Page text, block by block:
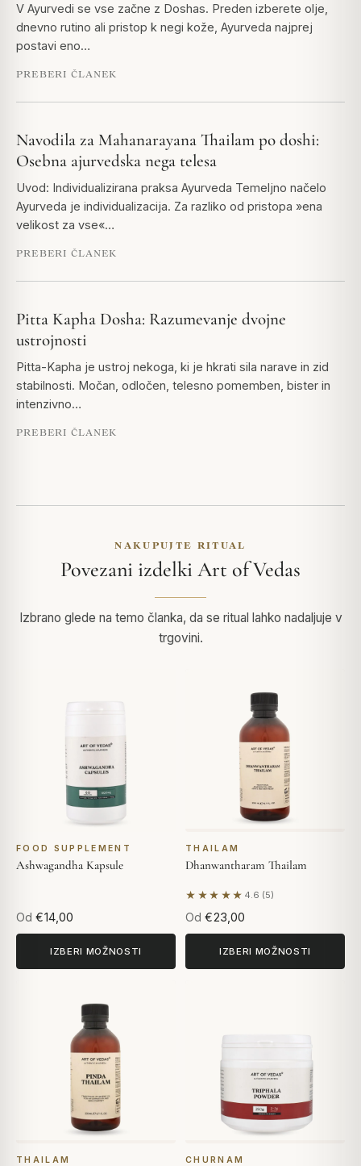
V Ayurvedi se vse začne z Doshas. Preden izberete olje,
dnevno rutino ali pristop k negi kože, Ayurveda najprej
postavi eno…
PREBERI ČLANEK
Navodila za Mahanarayana Thailam po doshi:
Osebna ajurvedska nega telesa
Uvod: Individualizirana praksa Ayurveda Temeljno načelo
Ayurveda je individualizacija. Za razliko od pristopa »ena
velikost za vse«…
PREBERI ČLANEK
Pitta Kapha Dosha: Razumevanje dvojne
ustrojnosti
Pitta-Kapha je ustroj nekoga, ki je hkrati sila narave in zid
stabilnosti. Močan, odločen, telesno pomemben, bister in
intenzivno…
PREBERI ČLANEK
NAKUPUJTE RITUAL
Povezani izdelki Art of Vedas
Izbrano glede na temo članka, da se ritual lahko nadaljuje v
trgovini.
FOOD SUPPLEMENT
Ashwagandha Kapsule
Od €14,00
IZBERI MOŽNOSTI
THAILAM
Dhanwantharam Thailam
★★★★★ 4.6 (5)
Na podlagi 5 mnenj
Od €23,00
IZBERI MOŽNOSTI
THAILAM CHURNAM